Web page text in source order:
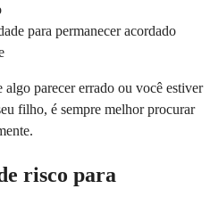
para permanecer acordado
parecer errado ou você estiver
filho, é sempre melhor procurar
risco para